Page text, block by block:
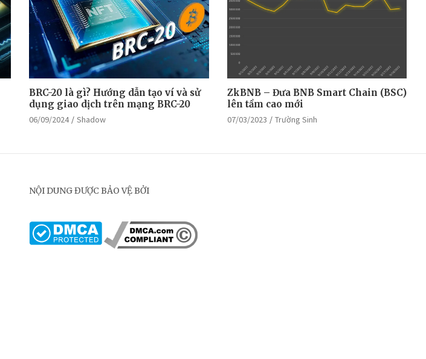
BRC-20 là gì? Hướng dẫn tạo ví và sử
dụng giao dịch trên mạng BRC-20
06/09/2024 Shadow
ZkBNB – Đưa BNB Smart Chain (BSC)
lên tầm cao mới
07/03/2023 Trường Sinh
NỘI DUNG ĐƯỢC BẢO VỆ BỞI